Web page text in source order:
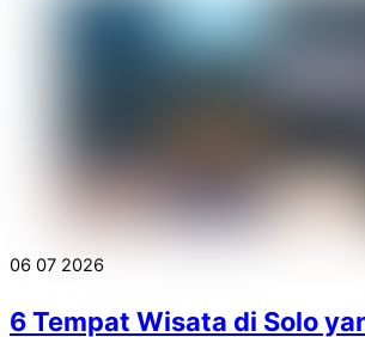
06 07 2026
6 Tempat Wisata di Solo